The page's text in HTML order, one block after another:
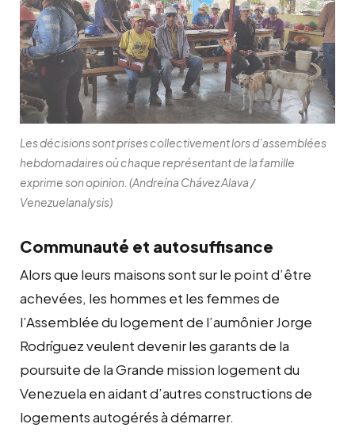
Les décisions sont prises collectivement lors d’assemblées
hebdomadaires où chaque représentant de la famille
exprime son opinion. (Andreína Chávez Alava /
Venezuelanalysis)
Communauté et autosuffisance
Alors que leurs maisons sont sur le point d’être
achevées, les hommes et les femmes de
l’Assemblée du logement de l’aumônier Jorge
Rodríguez veulent devenir les garants de la
poursuite de la Grande mission logement du
Venezuela en aidant d’autres constructions de
logements autogérés à démarrer.